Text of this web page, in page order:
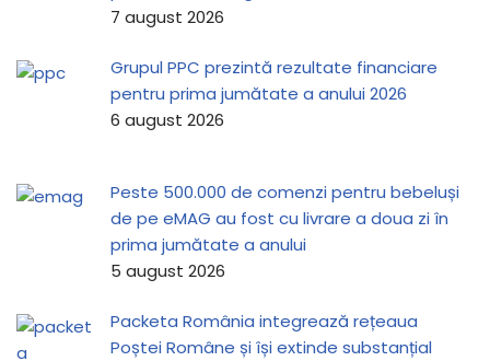
7 august 2026
Grupul PPC prezintă rezultate financiare
pentru prima jumătate a anului 2026
6 august 2026
Peste 500.000 de comenzi pentru bebeluși
de pe eMAG au fost cu livrare a doua zi în
prima jumătate a anului
5 august 2026
Packeta România integrează rețeaua
Poștei Române și își extinde substanțial